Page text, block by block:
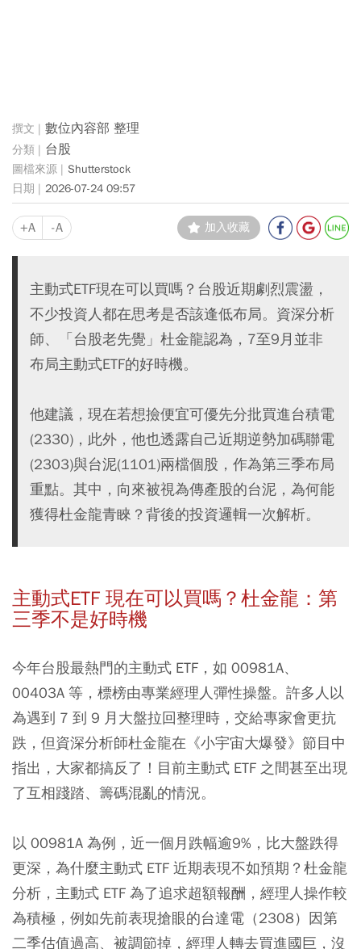
數位內容部 整理
台股
Shutterstock
2026-07-24 09:57
+A -A 加入收藏
主動式ETF現在可以買嗎？台股近期劇烈震盪，
不少投資人都在思考是否該逢低布局。資深分析
師、「台股老先覺」杜金龍認為，7至9月並非
布局主動式ETF的好時機。
他建議，現在若想撿便宜可優先分批買進台積電
(2330)，此外，他也透露自己近期逆勢加碼聯電
(2303)與台泥(1101)兩檔個股，作為第三季布局
重點。其中，向來被視為傳產股的台泥，為何能
獲得杜金龍青睞？背後的投資邏輯一次解析。
主動式ETF 現在可以買嗎？杜金龍：第
三季不是好時機
今年台股最熱門的主動式 ETF，如 00981A、
00403A 等，標榜由專業經理人彈性操盤。許多人以
為遇到 7 到 9 月大盤拉回整理時，交給專家會更抗
跌，但資深分析師杜金龍在《小宇宙大爆發》節目中
指出，大家都搞反了！目前主動式 ETF 之間甚至出現
了互相踐踏、籌碼混亂的情況。
以 00981A 為例，近一個月跌幅逾9%，比大盤跌得
更深，為什麼主動式 ETF 近期表現不如預期？杜金龍
分析，主動式 ETF 為了追求超額報酬，經理人操作較
為積極，例如先前表現搶眼的台達電（2308）因第
二季估值過高、被調節掉，經理人轉去買進國巨，沒